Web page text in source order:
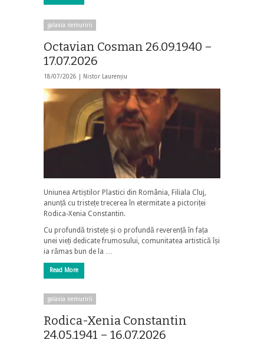
galaxia nemuririi
Octavian Cosman 26.09.1940 –
17.07.2026
18/07/2026 | Nistor Laurențiu
Uniunea Artiștilor Plastici din România, Filiala Cluj,
anunță cu tristețe trecerea în etermitate a pictoriței
Rodica-Xenia Constantin.
Cu profundă tristețe și o profundă reverență în fața
unei vieți dedicate frumosului, comunitatea artistică își
ia rămas bun de la …
Read More
galaxia nemuririi
Rodica-Xenia Constantin
24.05.1941 – 16.07.2026